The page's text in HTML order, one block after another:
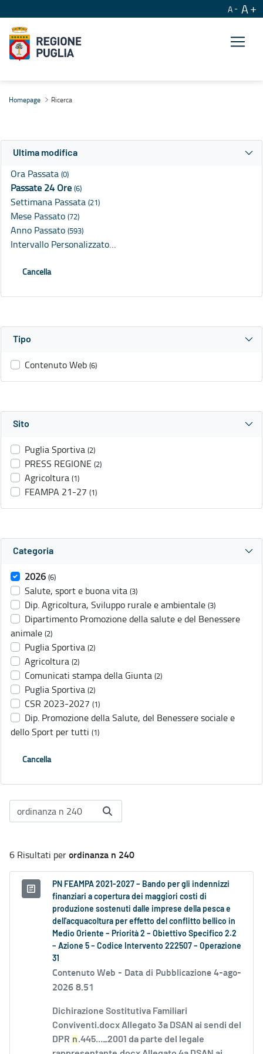
A A
Homepage Ricerca
Ultima modifica
Ora Passata (0)
Passate 24 Ore (6)
Settimana Passata (21)
Mese Passato (72)
Anno Passato (593)
Intervallo Personalizzato…
Cancella
Tipo
Contenuto Web (6)
Sito
Puglia Sportiva (2)
PRESS REGIONE (2)
Agricoltura (1)
FEAMPA 21-27 (1)
Categoria
2026 (6)
Salute, sport e buona vita (3)
Dip. Agricoltura, Sviluppo rurale e ambientale (3)
Dipartimento Promozione della salute e del Benessere
animale (2)
Puglia Sportiva (2)
Agricoltura (2)
Comunicati stampa della Giunta (2)
Puglia Sportiva (2)
CSR 2023-2027 (1)
Dip. Promozione della Salute, del Benessere sociale e
dello Sport per tutti (1)
Cancella
6 Risultati perordinanza n 240
PN FEAMPA 2021-2027 – Bando per gli indennizzi
finanziari a copertura dei maggiori costi di
produzione sostenuti dalle imprese della pesca e
dell'acquacoltura per effetto del conflitto bellico in
Medio Oriente – Priorità 2 – Obiettivo Specifico 2.2
– Azione 5 – Codice Intervento 222507 – Operazione
31
Contenuto Web - Data di Pubblicazione 4-ago-
2026 8.51
Dichirazione Sostitutiva Familiari
Conviventi.docx Allegato 3a DSAN ai sendi del
DPR n.445..._2001 da parte del legale